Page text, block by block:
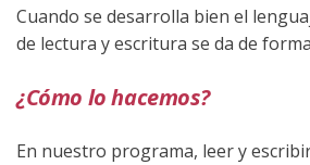
Cuando se desarrolla bien el
de lectura y escritura se da de
¿Cómo lo hacemos?
En nuestro programa, leer y